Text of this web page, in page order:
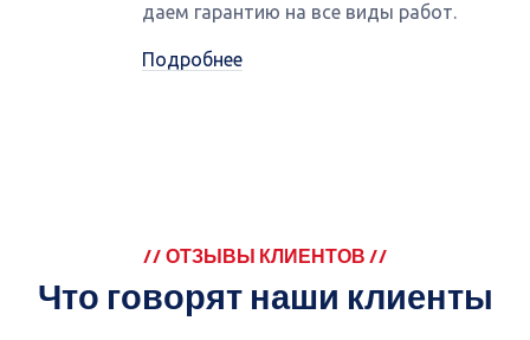
даем гарантию на все виды работ.
Подробнее
// ОТЗЫВЫ КЛИЕНТОВ //
Что говорят наши клиенты